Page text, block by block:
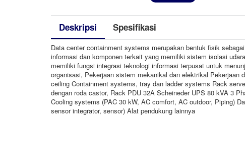
Deskripsi Spesifikasi
Data center containment systems merupakan bentuk fisik
informasi dan komponen terkait yang memiliki sistem isolasi
memiliki fungsi integrasi teknologi informasi terpusat untuk
organisasi, Pekerjaan sistem mekanikal dan elektrikal Pekerjaan
ceiling Containment systems, tray dan ladder systems Rack
dengan roda castor, Rack PDU 32A Scheineder UPS 80 kVA 3
Cooling systems (PAC 30 kW, AC comfort, AC outdoor, Piping)
sensor integrator, sensor) Alat pendukung lainnya